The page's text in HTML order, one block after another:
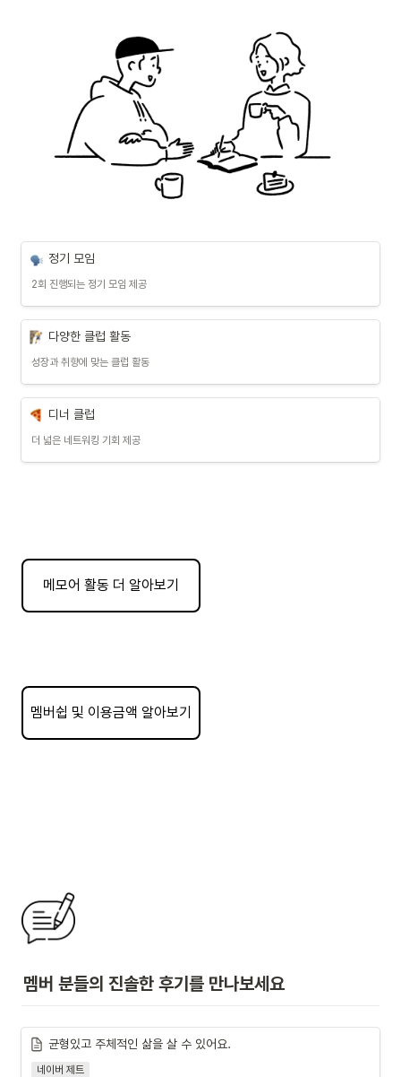
정기 모임
2회 진행되는 정기 모임 제공
다양한 클럽 활동
성장과 취향에 맞는 클럽 활동
디너 클럽
더 넓은 네트워킹 기회 제공
메모어 활동 더 알아보기
멤버쉽 및 이용금액 알아보기
멤버 분들의 진솔한 후기를 만나보세요
균형있고 주체적인 삶을 살 수 있어요.
네이버 제트